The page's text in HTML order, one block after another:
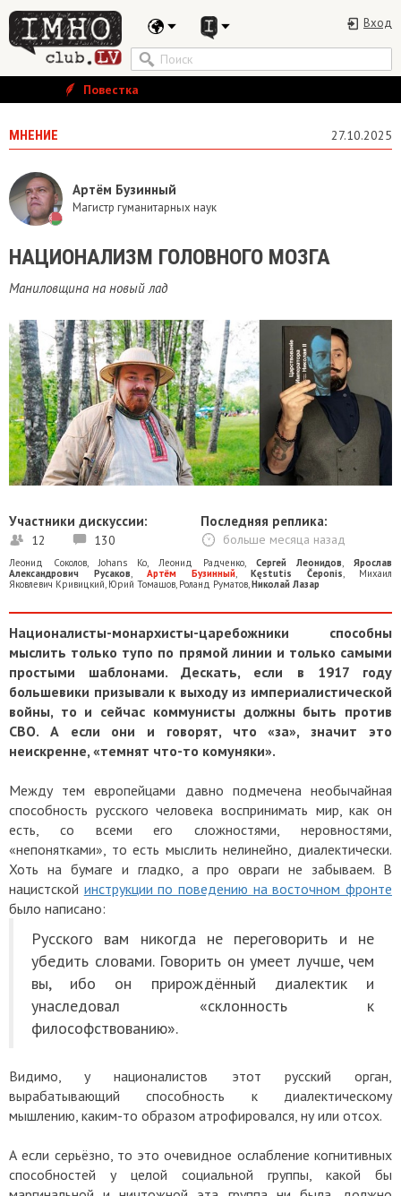
Вход
Повестка
МНЕНИЕ 27.10.2025
Артём Бузинный
Магистр гуманитарных наук
​НАЦИОНАЛИЗМ ГОЛОВНОГО МОЗГА
Маниловщина на новый лад
Участники дискуссии:
12 130
Последняя реплика:
больше месяца назад
Леонид Соколов,Johans Ko, Леонид Радченко, Сергей Леонидов, Ярослав
Александрович Русаков, Артём Бузинный,Kęstutis Čeponis, Михаил
Яковлевич Кривицкий, Юрий Томашов, Роланд Руматов,Николай Лазар
Националисты-монархисты-царебожники способны
мыслить только тупо по прямой линии и только самыми
простыми шаблонами. Дескать, если в 1917 году
большевики призывали к выходу из империалистической
войны, то и сейчас коммунисты должны быть против
СВО. А если они и говорят, что «за», значит это
неискренне, «темнят что-то комуняки».
Между тем европейцами давно подмечена необычайная
способность русского человека воспринимать мир, как он
есть, со всеми его сложностями, неровностями,
«непонятками», то есть мыслить нелинейно, диалектически.
Хоть на бумаге и гладко, а про овраги не забываем. В
нацистской инструкции по поведению на восточном фронте
было написано:
Русского вам никогда не переговорить и не
убедить словами. Говорить он умеет лучше, чем
вы, ибо он прирождённый диалектик и
унаследовал «склонность к
философствованию».
Видимо, у националистов этот русский орган,
вырабатывающий способность к диалектическому
мышлению, каким-то образом атрофировался, ну или отсох.
А если серьёзно, то это очевидное ослабление когнитивных
способностей у целой социальной группы, какой бы